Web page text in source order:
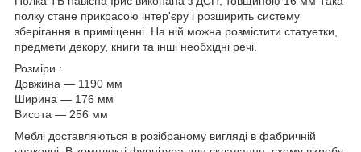
полку стане прикрасою інтер'єру і розширить систему
зберігання в приміщенні. На ній можна розмістити статуетки,
предмети декору, книги та інші необхідні речі.
Розміри :
Довжина ― 1190 мм
Ширина ― 176 мм
Висота ― 256 мм
Меблі доставляються в розібраному вигляді в фабричній